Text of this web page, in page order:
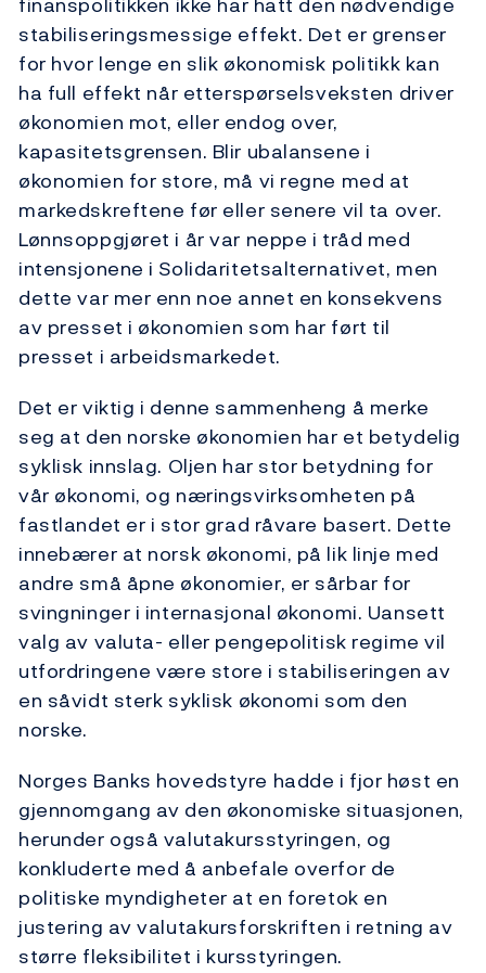
stabiliseringsmessige effekt. Det er grenser
for hvor lenge en slik økonomisk politikk kan
ha full effekt når etterspørselsveksten driver
økonomien mot, eller endog over,
kapasitetsgrensen. Blir ubalansene i
økonomien for store, må vi regne med at
markedskreftene før eller senere vil ta over.
Lønnsoppgjøret i år var neppe i tråd med
intensjonene i Solidaritetsalternativet, men
dette var mer enn noe annet en konsekvens
av presset i økonomien som har ført til
presset i arbeidsmarkedet.
Det er viktig i denne sammenheng å merke
seg at den norske økonomien har et betydelig
syklisk innslag. Oljen har stor betydning for
vår økonomi, og næringsvirksomheten på
fastlandet er i stor grad råvare basert. Dette
innebærer at norsk økonomi, på lik linje med
andre små åpne økonomier, er sårbar for
svingninger i internasjonal økonomi. Uansett
valg av valuta- eller pengepolitisk regime vil
utfordringene være store i stabiliseringen av
en såvidt sterk syklisk økonomi som den
norske.
Norges Banks hovedstyre hadde i fjor høst en
gjennomgang av den økonomiske situasjonen,
herunder også valutakursstyringen, og
konkluderte med å anbefale overfor de
politiske myndigheter at en foretok en
justering av valutakursforskriften i retning av
større fleksibilitet i kursstyringen.